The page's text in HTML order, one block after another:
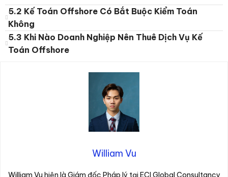
5.2 Kế Toán Offshore Có Bắt Buộc Kiểm Toán
Không
5.3 Khi Nào Doanh Nghiệp Nên Thuê Dịch Vụ Kế
Toán Offshore
William Vu
William Vu hiện là Giám đốc Pháp lý tại ECI Global Consultancy